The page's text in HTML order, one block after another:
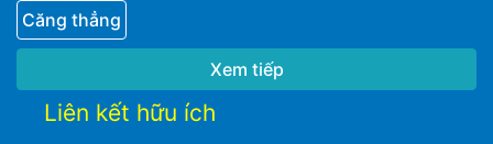
Căng thẳng
Xem tiếp
Liên kết hữu ích